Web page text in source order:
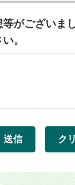
がございま
。